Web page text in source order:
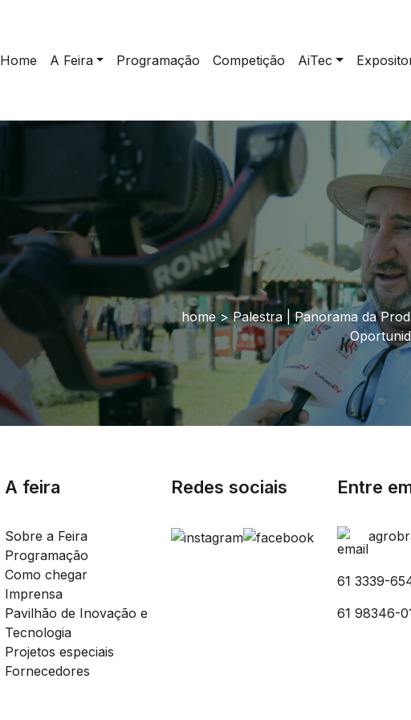
Home A Feira Programação Competição AiTec
home > Palestra | Panorama da
A feira
Sobre a Feira
Programação
Como chegar
Imprensa
Pavilhão de Inovação e
Tecnologia
Projetos especiais
Fornecedores
Redes sociais Entre
61 3339-
61 98346-